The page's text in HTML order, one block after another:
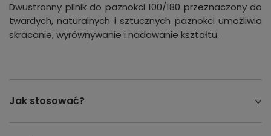
Dwustronny pilnik do paznokci 100/180 przeznaczony do
twardych, naturalnych i sztucznych paznokci umożliwia
skracanie, wyrównywanie i nadawanie kształtu.
Jak stosować?